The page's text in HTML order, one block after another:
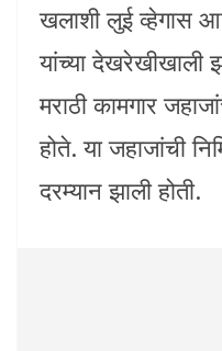
खलाशी लुई व्हेगास
यांच्या देखरेखीखाली
मराठी कामगार
होते. या जहाजांची
दरम्यान झाली होती.